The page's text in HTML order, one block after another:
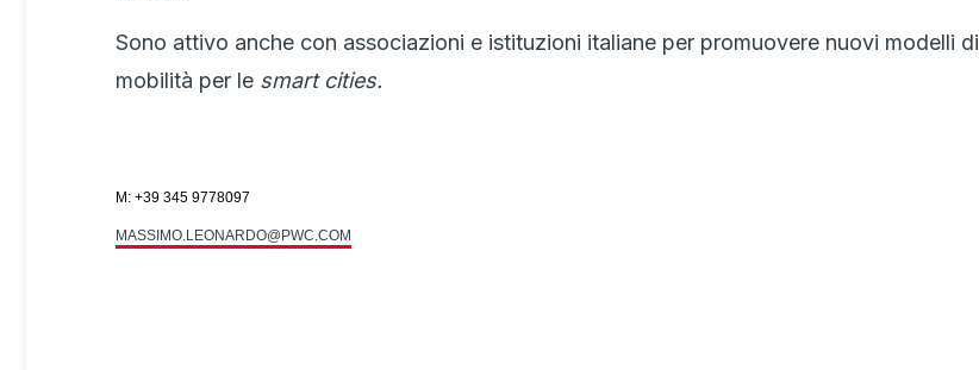
Sono attivo anche con associazioni e istituzioni italiane per promuovere nuovi modelli di
mobilità per le smart cities.
M: +39 345 9778097
MASSIMO.LEONARDO@PWC.COM